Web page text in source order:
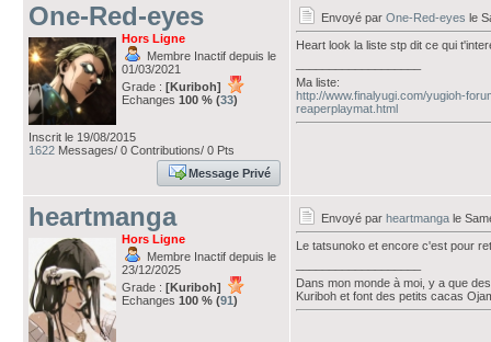
One-Red-eyes
Hors Ligne
Membre Inactif depuis le
01/03/2021
Grade : [Kuriboh]
Echanges 100 % (33)
Inscrit le 19/08/2015
1622 Messages/ 0 Contributions/ 0 Pts
Message Privé
Envoyé par One-Red-eyes le
Heart look la liste stp dit ce qui
Ma liste:
http://www.finalyugi.com/yugioh-
reaperplaymat.html
heartmanga
Hors Ligne
Membre Inactif depuis le
23/12/2025
Grade : [Kuriboh]
Echanges 100 % (91)
Envoyé par heartmanga le
Le tatsunoko et encore c'est pour
Dans mon monde à moi, y a que
Kuriboh et font des petits cacas